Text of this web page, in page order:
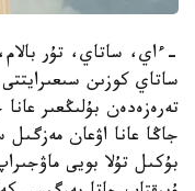
-ءاي، ساتاي، تۇر
ساتاي كوزىن
تەرەزەدەن بۇلىڭعىر
جاڭا عانا اۋعان
بۇكىل تۇلا بويى